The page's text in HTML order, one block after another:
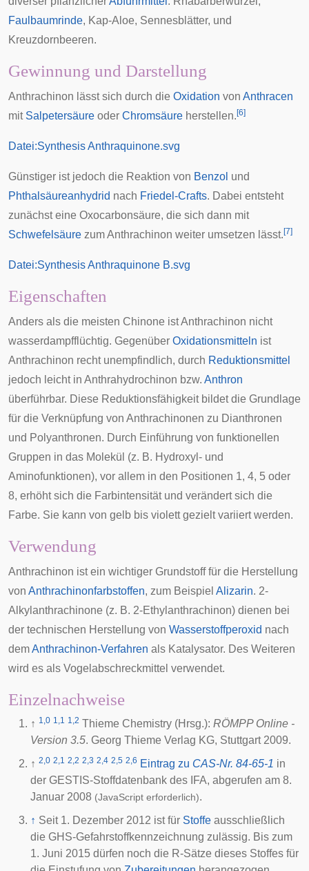
Faulbaumrinde, Kap-Aloe, Sennesblätter, und
Kreuzdornbeeren.
Gewinnung und Darstellung
Anthrachinon lässt sich durch die Oxidation von Anthracen
mit Salpetersäure oder Chromsäure herstellen. [6]
Datei:Synthesis Anthraquinone.svg
Günstiger ist jedoch die Reaktion von Benzol und
Phthalsäureanhydrid nach Friedel-Crafts. Dabei entsteht
zunächst eine Oxocarbonsäure, die sich dann mit
Schwefelsäure zum Anthrachinon weiter umsetzen lässt. [7]
Datei:Synthesis Anthraquinone B.svg
Eigenschaften
Anders als die meisten Chinone ist Anthrachinon nicht
wasserdampfflüchtig. Gegenüber Oxidationsmitteln ist
Anthrachinon recht unempfindlich, durch Reduktionsmittel
jedoch leicht in Anthrahydrochinon bzw. Anthron
überführbar. Diese Reduktionsfähigkeit bildet die Grundlage
für die Verknüpfung von Anthrachinonen zu Dianthronen
und Polyanthronen. Durch Einführung von funktionellen
Gruppen in das Molekül (z. B. Hydroxyl- und
Aminofunktionen), vor allem in den Positionen 1, 4, 5 oder
8, erhöht sich die Farbintensität und verändert sich die
Farbe. Sie kann von gelb bis violett gezielt variiert werden.
Verwendung
Anthrachinon ist ein wichtiger Grundstoff für die Herstellung
von Anthrachinonfarbstoffen, zum Beispiel Alizarin. 2-
Alkylanthrachinone (z. B. 2-Ethylanthrachinon) dienen bei
der technischen Herstellung von Wasserstoffperoxid nach
demAnthrachinon-Verfahren als Katalysator. Des Weiteren
wird es als Vogelabschreckmittel verwendet.
Einzelnachweise
↑ 1,0 1,1 1,2 Thieme Chemistry (Hrsg.): RÖMPP Online -
Version 3.5. Georg Thieme Verlag KG, Stuttgart 2009.
↑ 2,0 2,1 2,2 2,3 2,4 2,5 2,6 Eintrag zu CAS-Nr. 84-65-1 in
der GESTIS-Stoffdatenbank des IFA, abgerufen am 8.
Januar 2008 (JavaScript erforderlich).
↑ Seit 1. Dezember 2012 ist für Stoffe ausschließlich
die GHS-Gefahrstoffkennzeichnung zulässig. Bis zum
1. Juni 2015 dürfen noch die R-Sätze dieses Stoffes für